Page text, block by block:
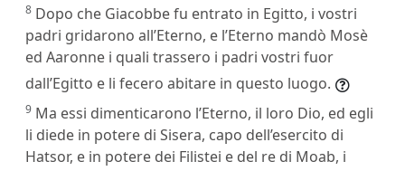
8 Dopo che Giacobbe fu entrato in Egitto, i vostri
padri gridarono all’Eterno, e l’Eterno mandò Mosè
ed Aaronne i quali trassero i padri vostri fuor
dall’Egitto e li fecero abitare in questo luogo.
9 Ma essi dimenticarono l’Eterno, il loro Dio, ed egli
li diede in potere di Sisera, capo dell’esercito di
Hatsor, e in potere dei Filistei e del re di Moab, i